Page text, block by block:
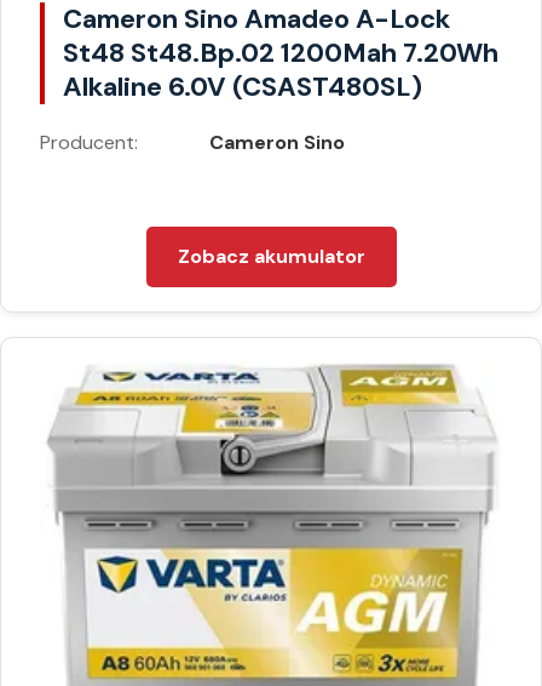
Cameron Sino Amadeo A-Lock
St48 St48.Bp.02 1200Mah 7.20Wh
Alkaline 6.0V (CSAST480SL)
Producent: Cameron Sino
Zobacz akumulator